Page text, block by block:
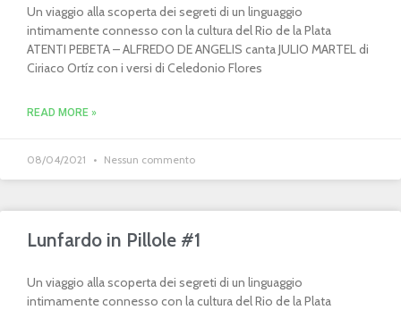
Un viaggio alla scoperta dei segreti di un linguaggio
intimamente connesso con la cultura del Rio de la Plata
ATENTI PEBETA – ALFREDO DE ANGELIS canta JULIO MARTEL di
Ciriaco Ortíz con i versi di Celedonio Flores
READ MORE »
08/04/2021 Nessun commento
Lunfardo in Pillole #1
Un viaggio alla scoperta dei segreti di un linguaggio
intimamente connesso con la cultura del Rio de la Plata